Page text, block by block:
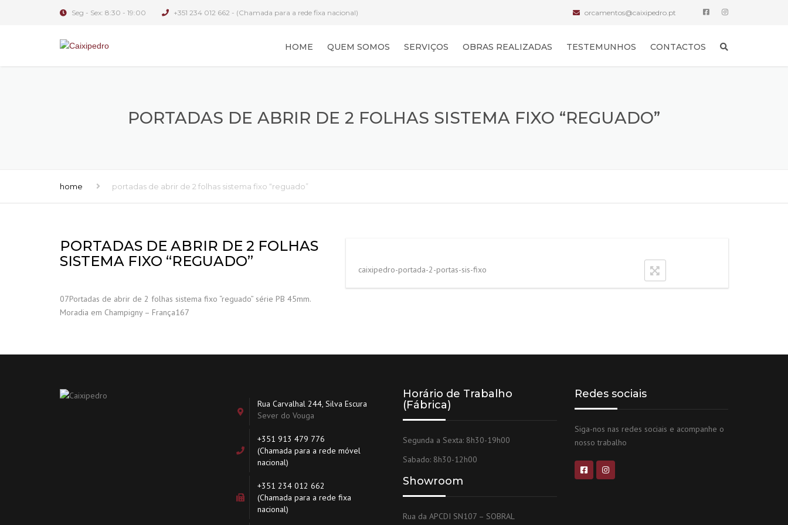
Seg - Sex: 8:30 - 19:00 +351 234 012 662 - (Chamada para a rede fixa nacional) orcamentos@caixipedro.pt
HOME QUEM SOMOS SERVIÇOS OBRAS REALIZADAS TESTEMUNHOS CONTACTOS
PORTADAS DE ABRIR DE 2 FOLHAS SISTEMA FIXO “REGUADO”
home portadas de abrir de 2 folhas sistema fixo “reguado”
PORTADAS DE ABRIR DE 2 FOLHAS
SISTEMA FIXO “REGUADO”
07Portadas de abrir de 2 folhas sistema fixo “reguado” série PB 45mm.
Moradia em Champigny – França167
caixipedro-portada-2-portas-sis-fixo
Rua Carvalhal 244, Silva Escura
Sever do Vouga
+351 913 479 776
(Chamada para a rede móvel
nacional)
+351 234 012 662
(Chamada para a rede fixa
nacional)
Horário de Trabalho
(Fábrica)
Segunda a Sexta: 8h30-19h00
Sabado: 8h30-12h00
Showroom
Rua da APCDI SN107 – SOBRAL
Redes sociais
Siga-nos nas redes sociais e acompanhe o
nosso trabalho